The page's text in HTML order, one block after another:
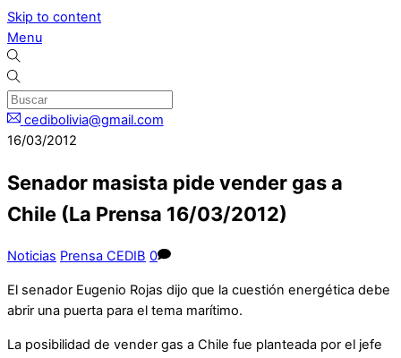
Skip to content
Menu
cedibolivia@gmail.com
16/03/2012
Senador masista pide vender gas a
Chile (La Prensa 16/03/2012)
Noticias Prensa CEDIB 0
El senador Eugenio Rojas dijo que la cuestión energética debe
abrir una puerta para el tema marítimo.
La posibilidad de vender gas a Chile fue planteada por el jefe